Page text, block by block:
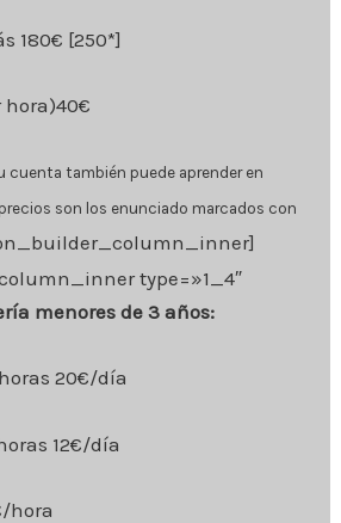
180€ [250*]
hora)40€
cuenta también puede aprender en
son los enunciado marcados con
type=»1_4″
menores de 3 años:
horas 20€/día
12€/día
hora